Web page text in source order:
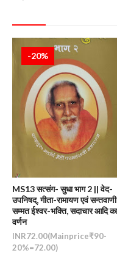
-20%
MS13 सत्संग- सुधा भाग 2 || वेद-
उपनिषद्, गीता-रामायण एवं सन्तवाणी
सम्मत ईश्वर-भक्ति, सदाचार आदि का
वर्णन
INR72.00(Mainprice₹90-
20%=72.00)